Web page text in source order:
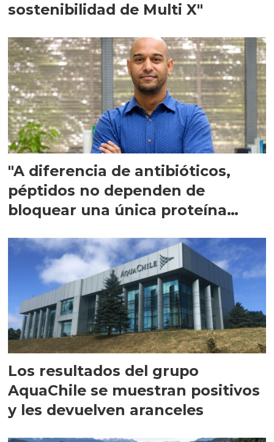
sostenibilidad de Multi X"
"A diferencia de antibióticos,
péptidos no dependen de
bloquear una única proteína
Los resultados del grupo
AquaChile se muestran positivos
y les devuelven aranceles